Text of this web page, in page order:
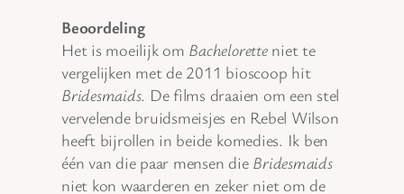
Beoordeling
Het is moeilijk om Bacheloretteniet te
vergelijken met de 2011 bioscoop hit
Bridesmaids. De films draaien om een stel
vervelende bruidsmeisjes en Rebel Wilson
heeft bijrollen in beide komedies. Ik ben
één van die paar mensen die Bridesmaids
niet kon waarderen en zeker niet om de